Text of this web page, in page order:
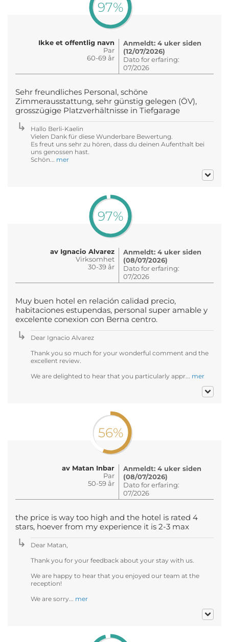
97%
Ikke et offentlig navn
Par
60-69 år
Anmeldt: 4 uker siden
(12/07/2026)
Dato for erfaring:
07/2026
Sehr freundliches Personal, schöne
Zimmerausstattung, sehr günstig gelegen (ÖV),
grosszügige Platzverhältnisse in Tiefgarage
Hallo Berli-Kaelin
Vielen Dank für diese Wunderbare Bewertung.
Es freut uns sehr zu hören, dass du deinen Aufenthalt bei
uns genossen hast.
Schön... mer
97%
av Ignacio Alvarez
Virksomhet
30-39 år
Anmeldt: 4 uker siden
(08/07/2026)
Dato for erfaring:
07/2026
Muy buen hotel en relación calidad precio,
habitaciones estupendas, personal super amable y
excelente conexion con Berna centro.
Dear Ignacio Alvarez
Thank you so much for your wonderful comment and the
excellent review.
We are delighted to hear that you particularly appr... mer
56%
av Matan Inbar
Par
50-59 år
Anmeldt: 4 uker siden
(08/07/2026)
Dato for erfaring:
07/2026
the price is way too high and the hotel is rated 4
stars, hoever from my experience it is 2-3 max
Dear Matan,
Thank you for your feedback about your stay with us.
We are happy to hear that you enjoyed our team at the
reception!
We are sorry... mer